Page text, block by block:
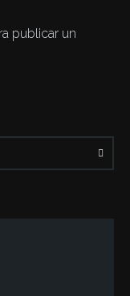
publicar un